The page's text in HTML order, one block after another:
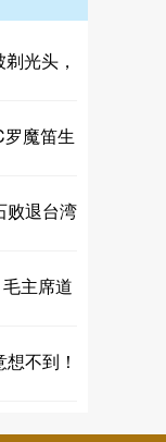
光头，
魔笛生
败退台湾
主席道
不到！